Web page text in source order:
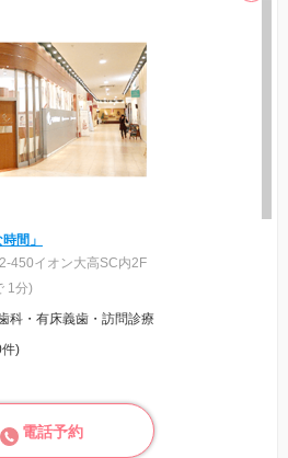
間」
450イオン大高SC内2F
1分)
科・有床義歯・訪問診療
)
電話予約